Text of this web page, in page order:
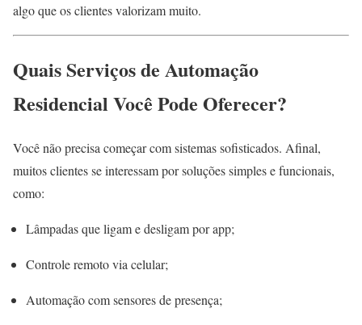
algo que os clientes valorizam muito.
Quais Serviços de Automação
Residencial Você Pode Oferecer?
Você não precisa começar com sistemas sofisticados. Afinal,
muitos clientes se interessam por soluções simples e funcionais,
como:
Lâmpadas que ligam e desligam por app;
Controle remoto via celular;
Automação com sensores de presença;